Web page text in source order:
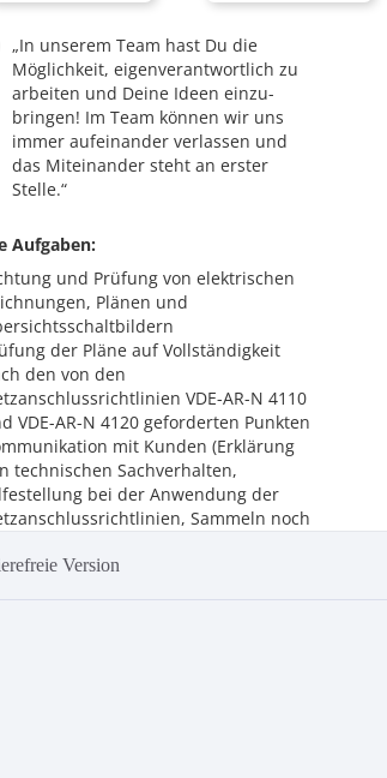
Version